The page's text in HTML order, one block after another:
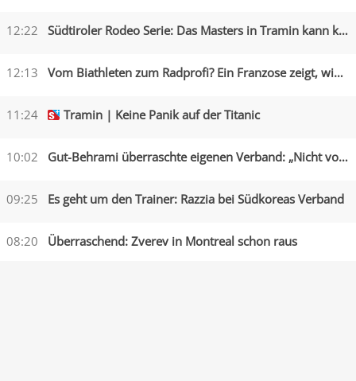
12:22 Südtiroler Rodeo Serie: Das Masters in Tramin kann kommen
12:13 Vom Biathleten zum Radprofi? Ein Franzose zeigt, wie es geht
11:24 Tramin | Keine Panik auf der Titanic
10:02 Gut-Behrami überraschte eigenen Verband: „Nicht vorbereitet“
09:25 Es geht um den Trainer: Razzia bei Südkoreas Verband
08:20 Überraschend: Zverev in Montreal schon raus